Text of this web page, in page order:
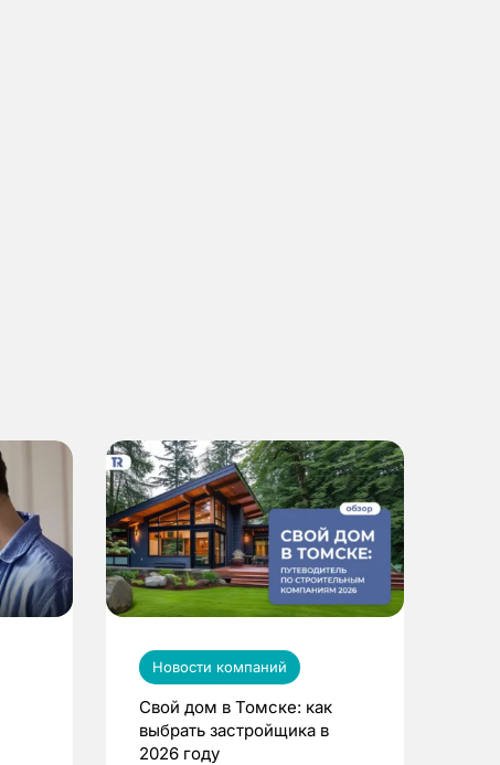
Новости компаний
Свой дом в Томске: как
выбрать застройщика в
2026 году